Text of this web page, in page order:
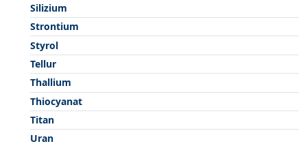
Silizium
Strontium
Styrol
Tellur
Thallium
Thiocyanat
Titan
Uran